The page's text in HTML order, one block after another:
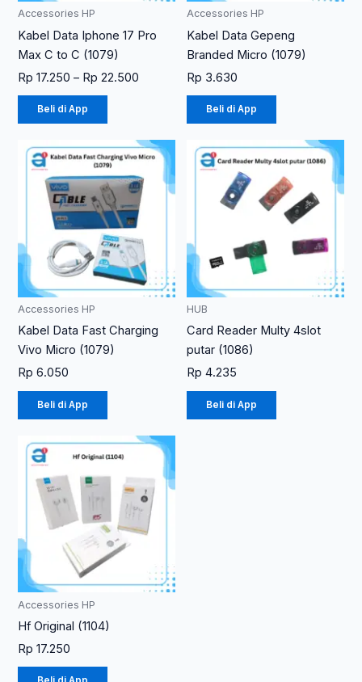
Accessories HP
Kabel Data Iphone 17 Pro
Max C to C (1079)
Rp 17.250 – Rp 22.500
Beli di App
halaman
Accessories HP
Kabel Data Gepeng
Branded Micro (1079)
Rp 3.630
Beli di App
Accessories HP
Kabel Data Fast Charging
Vivo Micro (1079)
Rp 6.050
Beli di App
HUB
Card Reader Multy 4slot
putar (1086)
Rp 4.235
Beli di App
Accessories HP
Hf Original (1104)
Rp 17.250
Produk
ini
memiliki
beberapa
varian.
Pilihan
ini
dapat
di